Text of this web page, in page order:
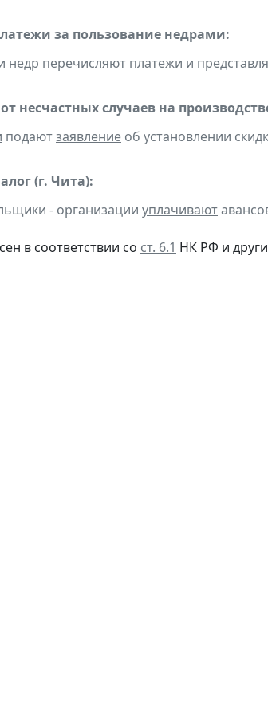
за пользование недрами:
недр перечисляют платежи и
несчастных случаев на
подаютзаявление об установлении
(г. Чита):
- организации уплачивают
в соответствии со ст. 6.1 НК РФ и